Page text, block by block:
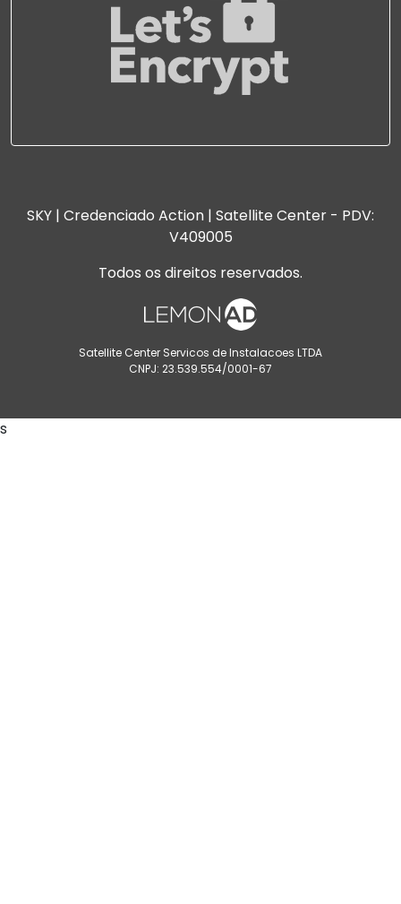
SKY | Credenciado Action | Satellite Center - PDV:
V409005
Todos os direitos reservados.
Satellite Center Servicos de Instalacoes LTDA
CNPJ: 23.539.554/0001-67
s